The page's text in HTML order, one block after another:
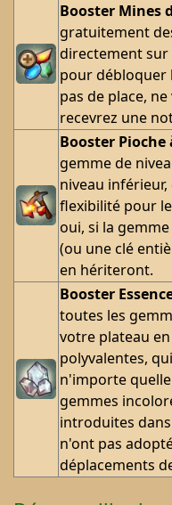
Booster Mines
gratuitement
directement
pour débloquer
pas de place,
recevrez une
Booster Pioche
gemme de
niveau
flexibilité pour
oui, si la
(ou une clé
en hériteront.
Booster
toutes les
votre plateau
polyvalentes,
n'importe
gemmes
introduites
n'ont pas
déplacements